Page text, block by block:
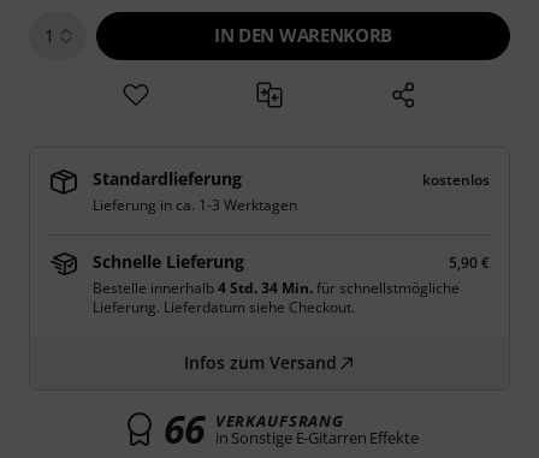
1 IN DEN WARENKORB
Standardlieferung
kostenlos
Lieferung in ca. 1-3 Werktagen
Schnelle Lieferung
5,90 €
Bestelle innerhalb4 Std. 34 Min.für schnellstmögliche
Lieferung. Lieferdatum siehe Checkout.
Infos zum Versand
66 VERKAUFSRANG
in Sonstige E-Gitarren Effekte